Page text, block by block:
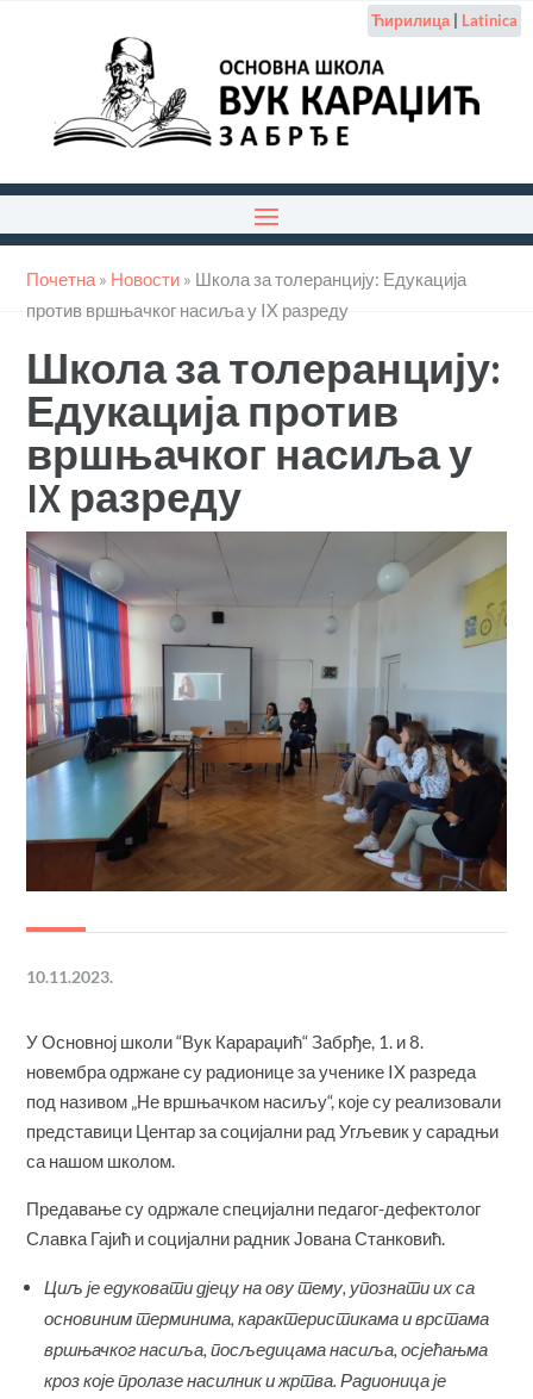
Ћирилица| Latinica
Почетна » Новости » Школа за толеранцију: Едукација
против вршњачког насиља у IX разреду
Школа за толеранцију:
Едукација против
вршњачког насиља у
IX разреду
10.11.2023.
У Основној школи “Вук Карараџић“ Забрђе, 1. и 8.
новембра одржане су радионице за ученике IX разреда
под називом „Не вршњачком насиљу“, које су реализовали
представици Центар за социјални рад Угљевик у сарадњи
са нашом школом.
Предавање су одржале специјални педагог-дефектолог
Славка Гајић и социјални радник Јована Станковић.
Циљ је едуковати дјецу на ову тему, упознати их са
основиним терминима, карактеристикама и врстама
вршњачког насиља, посљедицама насиља, осјећањма
кроз које пролазе насилник и жртва. Радионица је